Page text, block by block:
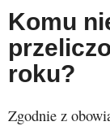
Komu
roku?
Zgodnie z